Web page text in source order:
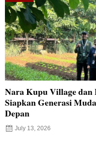
Nara Kupu Village
Siapkan Generasi
Depan
July 13, 2026